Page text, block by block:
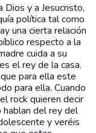
Dios y a Jesucristo,
política tal como
una cierta relación
respecto a la
cuida a su
el rey de la casa.
para ella este
para ella. Cuando
rock quieren decir
hablan del rey del
y veréis